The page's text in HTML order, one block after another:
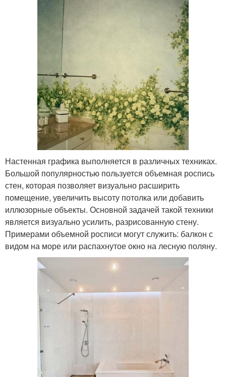
Настенная графика выполняется в различных техниках.
Большой популярностью пользуется объемная роспись
стен, которая позволяет визуально расширить
помещение, увеличить высоту потолка или добавить
иллюзорные объекты. Основной задачей такой техники
является визуально усилить, разрисованную стену.
Примерами объемной росписи могут служить: балкон с
видом на море или распахнутое окно на лесную поляну.